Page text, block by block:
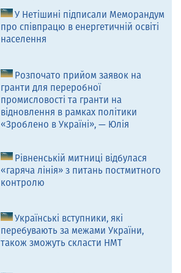
У Нетішині підписали Меморандум
про співпрацю в енергетичній освіті
населення
Розпочато прийом заявок на
гранти для переробної
промисловості та гранти на
відновлення в рамках політики
«Зроблено в Україні», — Юлія
Рівненській митниці відбулася
«гаряча лінія» з питань постмитного
контролю
Українські вступники, які
перебувають за межами України,
також зможуть скласти НМТ